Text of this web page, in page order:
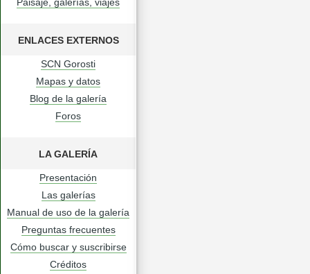
ENLACES EXTERNOS
SCN Gorosti
Mapas y datos
Blog de la galería
Foros
LA GALERÍA
Presentación
Las galerías
Manual de uso de la galería
Preguntas frecuentes
Cómo buscar y suscribirse
Créditos